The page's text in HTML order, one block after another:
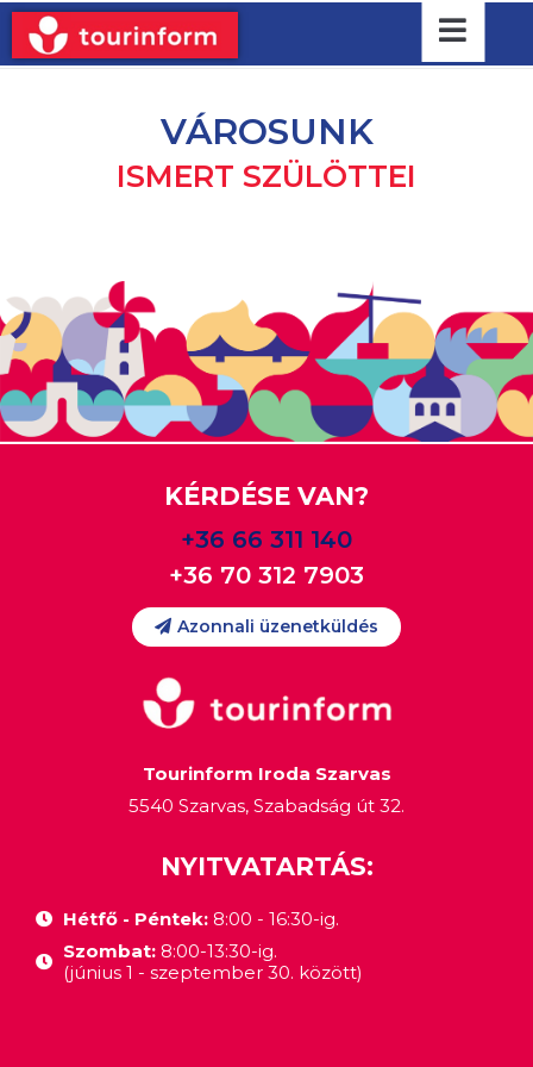
VÁROSUNK
ISMERT SZÜLÖTTEI
KÉRDÉSE VAN?
+36 66 311 140
+36 70 312 7903
Azonnali üzenetküldés
Tourinform Iroda Szarvas
5540 Szarvas, Szabadság út 32.
NYITVATARTÁS:
Hétfő - Péntek:8:00 - 16:30-ig.
Szombat: 8:00-13:30-ig.
(június 1 - szeptember 30. között)